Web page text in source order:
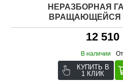
НЕРАЗБОРНАЯ
ВРАЩАЮЩЕЙСЯ
12 510
В наличии
КУПИТЬ В
1 КЛИК